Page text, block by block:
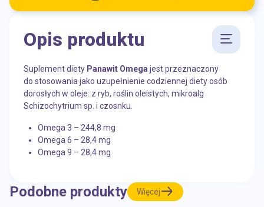
Opis produktu
Suplement diety Panawit Omega jest przeznaczony
do stosowania jako uzupełnienie codziennej diety osób
dorosłych w oleje: z ryb, roślin oleistych, mikroalg
Schizochytrium sp. i czosnku.
Omega 3 – 244,8 mg
Omega 6 – 28,4 mg
Omega 9 – 28,4 mg
Podobne produkty Więcej